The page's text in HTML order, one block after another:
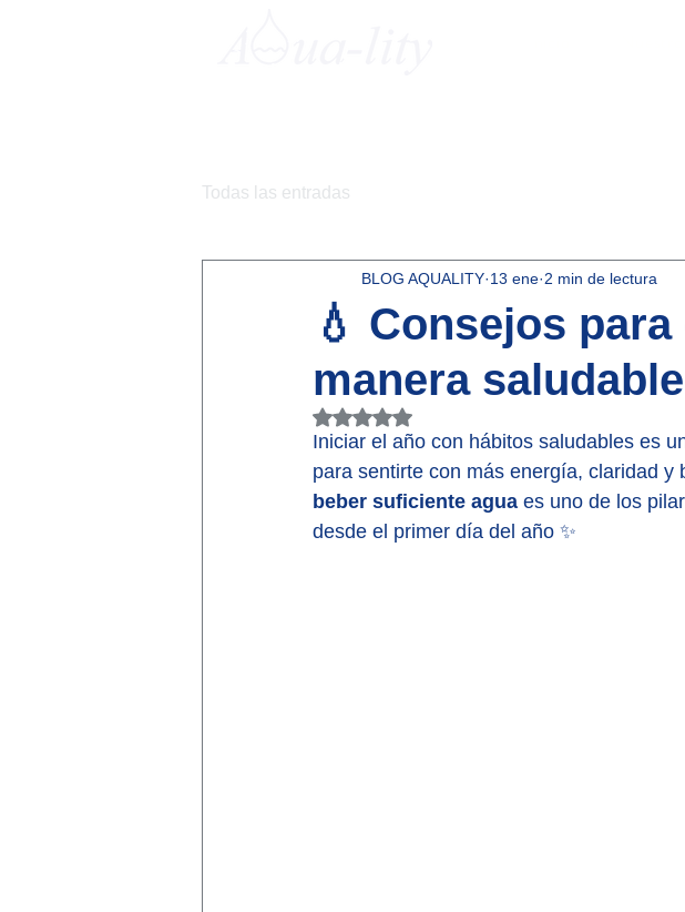
Todas las entradas
💧 Consejos
manera
BLOG AQUALITY 13 ene 2 min de lectura
Obtuvo NaN de 5 estrellas.
Iniciar el año con hábitos saludables es
para sentirte con más energía, claridad
beber suficiente agua es uno de los
desde el primer día del año ✨